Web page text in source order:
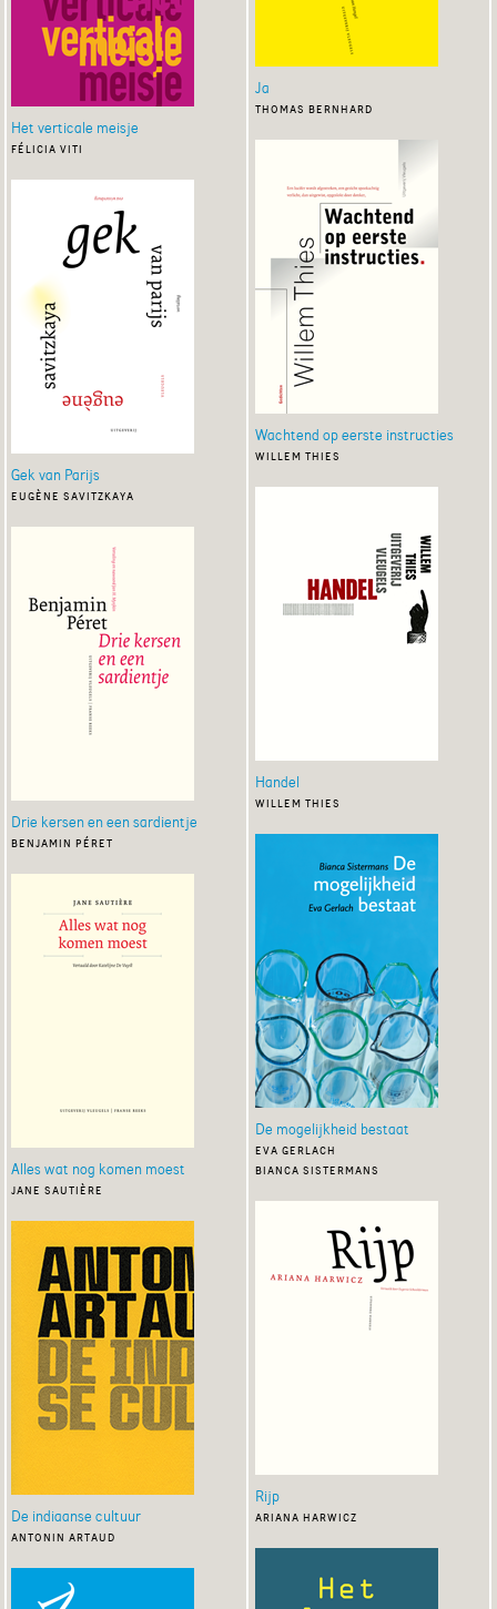
Het verticale meisje
félicia viti
Gek van Parijs
eugène savitzkaya
Drie kersen en een sardientje
benjamin péret
Alles wat nog komen moest
jane sautière
De indiaanse cultuur
antonin artaud
Ja
thomas bernhard
Wachtend op eerste instructies
willem thies
Handel
willem thies
De mogelijkheid bestaat
eva gerlach
bianca sistermans
Rijp
ariana harwicz